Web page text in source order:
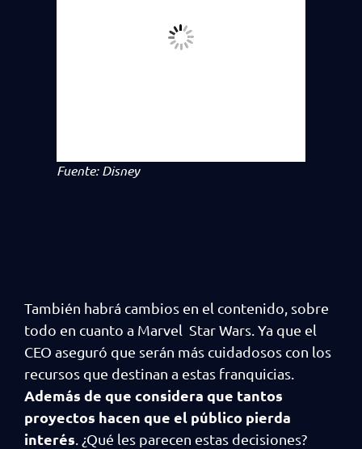
Fuente: Disney
También habrá cambios en el contenido, sobre
todo en cuanto a Marvel Star Wars. Ya que el
CEO aseguró que serán más cuidadosos con los
recursos que destinan a estas franquicias.
Además de que considera que tantos
proyectos hacen que el público pierda
interés . ¿Qué les parecen estas decisiones?